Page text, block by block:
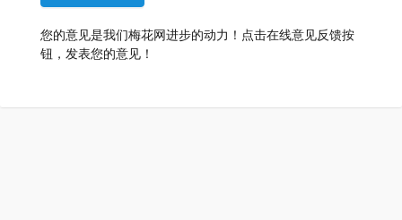
您的意见是我们梅花网进步的动力！点击在线意见反馈按
钮，发表您的意见！